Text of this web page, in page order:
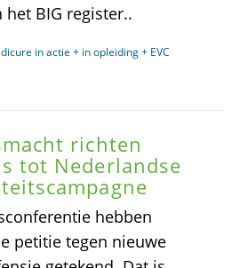
BIG register..
in actie + in opleiding + EVC
richten
tot Nederlandse
hebben
petitie tegen nieuwe